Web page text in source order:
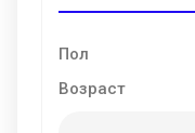
Пол
Возраст